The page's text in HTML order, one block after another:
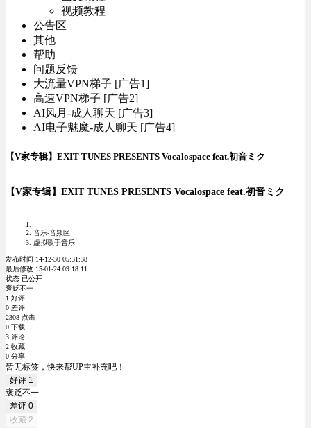
视频教程
公告区
其他
帮助
问题反馈
大流量VPN梯子 [广告1]
高速VPN梯子 [广告2]
AI风月-成人聊天 [广告3]
AI电子魅魔-成人聊天 [广告4]
【V家专辑】EXIT TUNES PRESENTS Vocalospace feat.初音ミク
【V家专辑】EXIT TUNES PRESENTS Vocalospace feat.初音ミク
音乐-音频区
虚拟歌手音乐
发布时间 14-12-30 05:31:38
最后修改 15-01-24 09:18:11
状态 已公开
褒贬不一
1 好评
0 差评
2308 点击
0 下载
3 评论
2 收藏
0 分享
暂无标签，快来帮UP主补充吧！
好评 1
褒贬不一
差评 0
收藏 2